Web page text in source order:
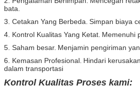
bata.
3. Cetakan Yang Berbeda. Simpan biaya
4. Kontrol Kualitas Yang Ketat. Memenuhi
5. Saham besar. Menjamin pengiriman
6. Kemasan Profesional. Hindari
dalam transportasi
Kontrol Kualitas Proses kami: